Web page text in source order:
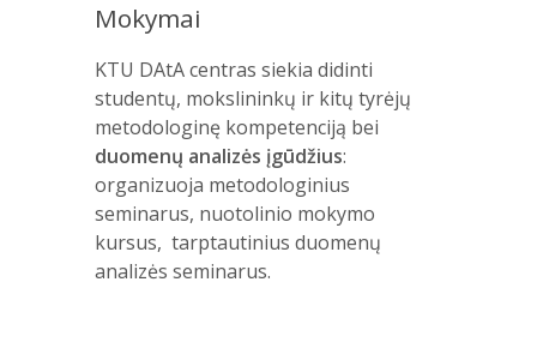
Mokymai
KTU DAtA centras siekia didinti
studentų, mokslininkų ir kitų tyrėjų
metodologinę kompetenciją bei
duomenų analizės įgūdžius:
organizuoja metodologinius
seminarus, nuotolinio mokymo
kursus, tarptautinius duomenų
analizės seminarus.